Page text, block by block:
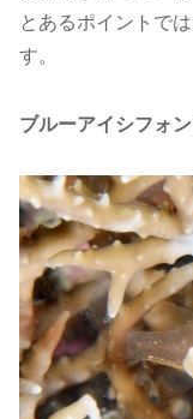
とあるポイントで
す。
ブルーアイシフォ